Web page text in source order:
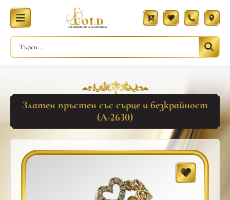
Златен пръстен със сърце и безкрайност
(A-2630)